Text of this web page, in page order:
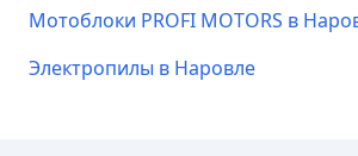
Мотоблоки PROFI MOTORS в
Электропилы в Наровле